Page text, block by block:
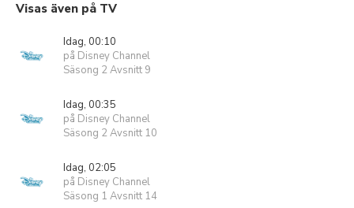
Visas även på TV
Idag, 00:10
på Disney Channel
Säsong 2 Avsnitt 9
Idag, 00:35
på Disney Channel
Säsong 2 Avsnitt 10
Idag, 02:05
på Disney Channel
Säsong 1 Avsnitt 14